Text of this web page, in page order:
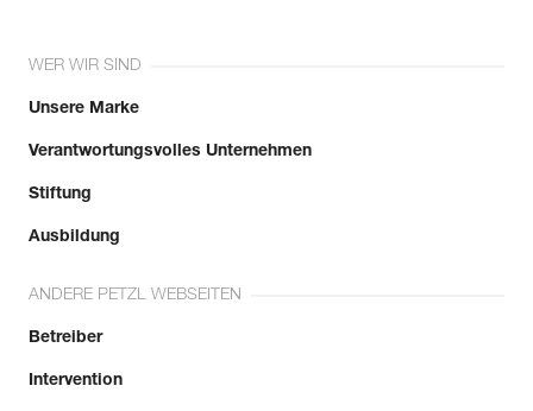
WER WIR SIND
Unsere Marke
Verantwortungsvolles Unternehmen
Stiftung
Ausbildung
ANDERE PETZL WEBSEITEN
Betreiber
Intervention